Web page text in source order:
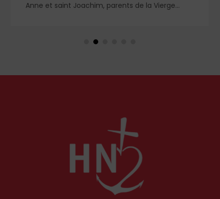
Anne et saint Joachim, parents de la Vierge
en Orient qu’en Occident, célèbre par sa piété